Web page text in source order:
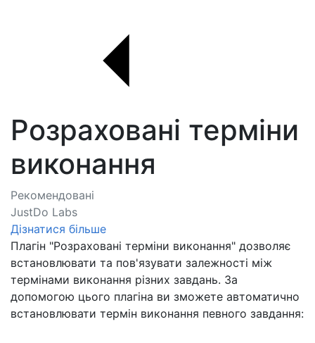
Розраховані терміни
виконання
Рекомендовані
JustDo Labs
Дізнатися більше
Плагін "Розраховані терміни виконання" дозволяє
встановлювати та пов'язувати залежності між
термінами виконання різних завдань. За
допомогою цього плагіна ви зможете автоматично
встановлювати термін виконання певного завдання: